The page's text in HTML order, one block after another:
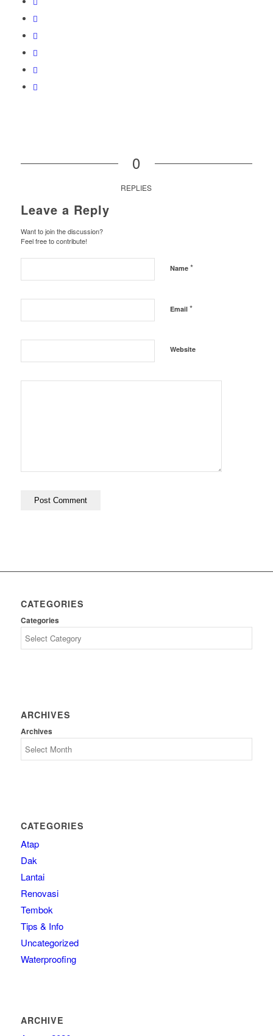
0
REPLIES
Leave a Reply
Want to join the discussion?
Feel free to contribute!
Name *
Email *
Website
CATEGORIES
Categories
ARCHIVES
Archives
CATEGORIES
Atap
Dak
Lantai
Renovasi
Tembok
Tips & Info
Uncategorized
Waterproofing
ARCHIVE